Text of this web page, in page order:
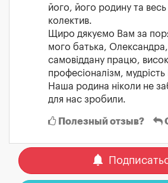
його, його родину та
колектив.
Щиро дякуємо Вам за
мого батька,
самовіддану працю,
професіоналізм, мудрість
Наша родина ніколи не
для нас зробили.
Полезный отзыв?
notifications